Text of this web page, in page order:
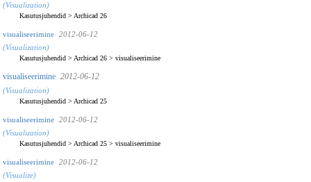
(Visualization)
Kasutusjuhendid > Archicad 26
visualiseerimine
2012-06-12
(Visualization)
Kasutusjuhendid > Archicad 26 > visualiseerimine
visualiseerimine 2012-06-12
(Visualization)
Kasutusjuhendid > Archicad 25
visualiseerimine
2012-06-12
(Visualization)
Kasutusjuhendid > Archicad 25 > visualiseerimine
visualiseerimine
2012-06-12
(Visualize)